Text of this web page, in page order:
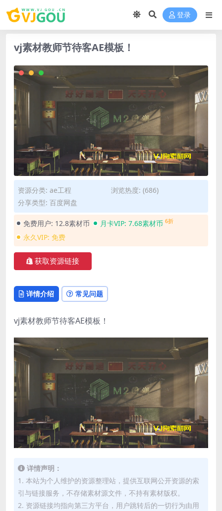
登录
vj素材教师节待客AE模板！
资源分类: ae工程
浏览热度: (686)
分享类型: 百度网盘
免费用户: 12.8素材币 月卡VIP: 7.68素材币 6折
永久VIP: 免费
获取资源链接
详情介绍 常见问题
vj素材教师节待客AE模板！
详情声明：
1. 本站为个人维护的资源整理站，提供互联网公开资源的索
引与链接服务，不存储素材源文件，不持有素材版权。
2. 资源链接均指向第三方平台，用户跳转后的一切行为由用